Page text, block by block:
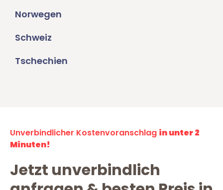
Norwegen
Schweiz
Tschechien
Unverbindlicher Kostenvoranschlag in unter 2
Minuten!
Jetzt unverbindlich